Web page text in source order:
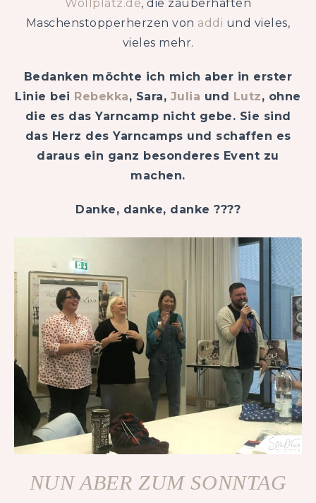
Wollplatz.de, die zauberhaften
Maschenstopperherzen von addi und vieles,
vieles mehr.
Bedanken möchte ich mich aber in erster
Linie bei Rebekka, Sara, Julia und Lutz, ohne
die es das Yarncamp nicht gebe. Sie sind
das Herz des Yarncamps und schaffen es
daraus ein ganz besonderes Event zu
machen.
Danke, danke, danke ????
NUN ABER ZUM SONNTAG